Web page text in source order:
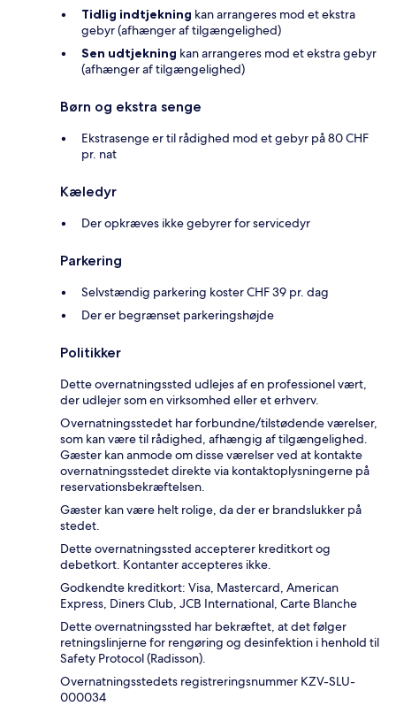
Tidlig indtjekning kan arrangeres mod et ekstra
gebyr (afhænger af tilgængelighed)
Sen udtjekning kan arrangeres mod et ekstra gebyr
(afhænger af tilgængelighed)
Børn og ekstra senge
Ekstrasenge er til rådighed mod et gebyr på 80 CHF
pr. nat
Kæledyr
Der opkræves ikke gebyrer for servicedyr
Parkering
Selvstændig parkering koster CHF 39 pr. dag
Der er begrænset parkeringshøjde
Politikker
Dette overnatningssted udlejes af en professionel vært,
der udlejer som en virksomhed eller et erhverv.
Overnatningsstedet har forbundne/tilstødende værelser,
som kan være til rådighed, afhængig af tilgængelighed.
Gæster kan anmode om disse værelser ved at kontakte
overnatningsstedet direkte via kontaktoplysningerne på
reservationsbekræftelsen.
Gæster kan være helt rolige, da der er brandslukker på
stedet.
Dette overnatningssted accepterer kreditkort og
debetkort. Kontanter accepteres ikke.
Godkendte kreditkort: Visa, Mastercard, American
Express, Diners Club, JCB International, Carte Blanche
Dette overnatningssted har bekræftet, at det følger
retningslinjerne for rengøring og desinfektion i henhold til
Safety Protocol (Radisson).
Overnatningsstedets registreringsnummer KZV-SLU-
000034